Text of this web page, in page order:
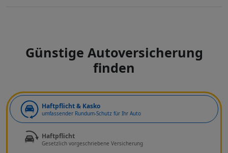
Günstige Autoversicherung
finden
Haftpflicht & Kasko
umfassender Rundum-Schutz für Ihr Auto
Haftpflicht
Gesetzlich vorgeschriebene Versicherung